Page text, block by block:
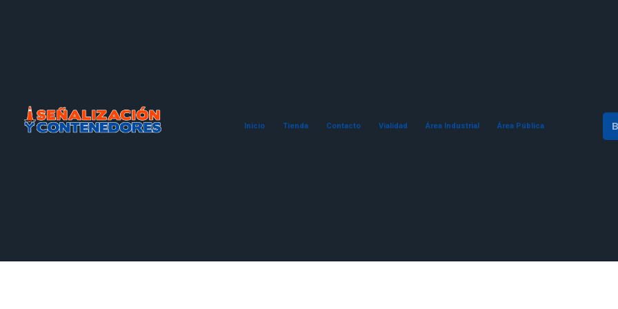
Inicio Tienda Contacto Vialidad Área Industrial Área Pública